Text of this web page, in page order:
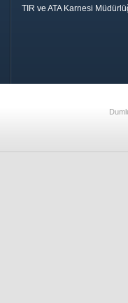
TIR ve ATA Karnesi